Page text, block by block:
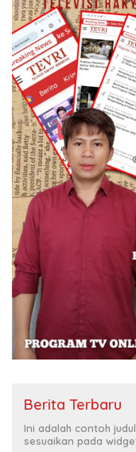
Berita Terbaru
Ini adalah contoh
sesuaikan pada